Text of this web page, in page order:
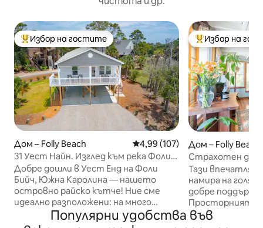
Най-популярен избор на гостите
Избор на гостите
Дом – Folly Beach Средна оценка: 4,99 от 5,
4,99 (107)
31 Уест Найн. Изглед към река Фоли
@ Марина
Добре дошли в Уест Енд на Фоли
Бийч, Южна Каролина — нашето
островно райско кътче! Ние сме
идеално разположени: на много
кратко разстояние с кола до
историческия център на Чарлстън;
Най-популярен
Избор на
Дом – Folly Beach
Страхотен дом
и хидромасажна
Тази
намира на
добре
Просторният
обзаведен с
величествени
Популярни удобства във